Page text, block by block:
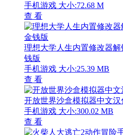
手机游戏 大小:72.68 M
查 看
理想大学人生内置修改器解
钱版
手机游戏 大小:25.39 MB
查 看
开放世界沙盒模拟器中文汉
手机游戏 大小:300.02 MB
查 看